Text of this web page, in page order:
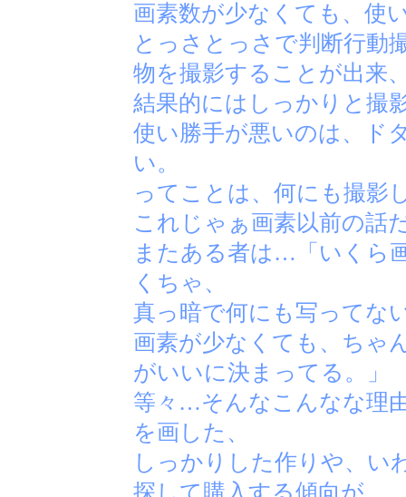
画素数が少なくても、使
とっさとっさで判断行動
物を撮影することが出来
結果的にはしっかりと撮
使い勝手が悪いのは、ド
い。
ってことは、何にも撮影
これじゃぁ画素以前の話
またある者は…「いくら
くちゃ、
真っ暗で何にも写ってな
画素が少なくても、ちゃ
がいいに決まってる。」
等々…そんなこんなな理
を画した、
しっかりした作りや、い